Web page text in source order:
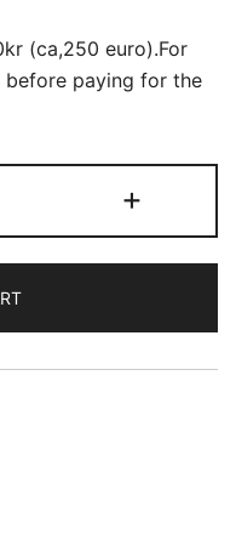
(ca,250 euro).For
before paying for the
+